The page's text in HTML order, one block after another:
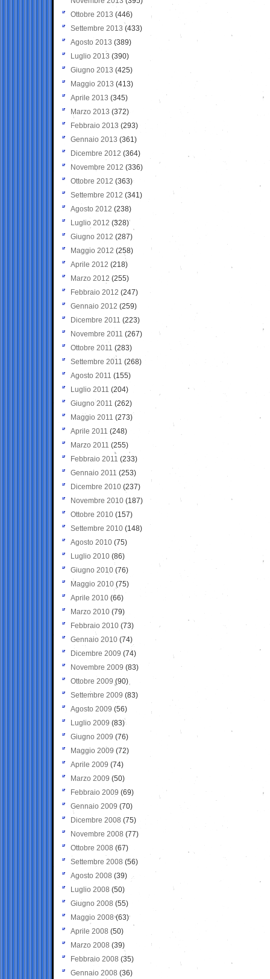
Ottobre 2013 (446)
Settembre 2013 (433)
Agosto 2013 (389)
Luglio 2013 (390)
Giugno 2013 (425)
Maggio 2013 (413)
Aprile 2013 (345)
Marzo 2013 (372)
Febbraio 2013 (293)
Gennaio 2013 (361)
Dicembre 2012 (364)
Novembre 2012 (336)
Ottobre 2012 (363)
Settembre 2012 (341)
Agosto 2012 (238)
Luglio 2012 (328)
Giugno 2012 (287)
Maggio 2012 (258)
Aprile 2012 (218)
Marzo 2012 (255)
Febbraio 2012 (247)
Gennaio 2012 (259)
Dicembre 2011 (223)
Novembre 2011 (267)
Ottobre 2011 (283)
Settembre 2011 (268)
Agosto 2011 (155)
Luglio 2011 (204)
Giugno 2011 (262)
Maggio 2011 (273)
Aprile 2011 (248)
Marzo 2011 (255)
Febbraio 2011 (233)
Gennaio 2011 (253)
Dicembre 2010 (237)
Novembre 2010 (187)
Ottobre 2010 (157)
Settembre 2010 (148)
Agosto 2010 (75)
Luglio 2010 (86)
Giugno 2010 (76)
Maggio 2010 (75)
Aprile 2010 (66)
Marzo 2010 (79)
Febbraio 2010 (73)
Gennaio 2010 (74)
Dicembre 2009 (74)
Novembre 2009 (83)
Ottobre 2009 (90)
Settembre 2009 (83)
Agosto 2009 (56)
Luglio 2009 (83)
Giugno 2009 (76)
Maggio 2009 (72)
Aprile 2009 (74)
Marzo 2009 (50)
Febbraio 2009 (69)
Gennaio 2009 (70)
Dicembre 2008 (75)
Novembre 2008 (77)
Ottobre 2008 (67)
Settembre 2008 (56)
Agosto 2008 (39)
Luglio 2008 (50)
Giugno 2008 (55)
Maggio 2008(63)
Aprile 2008 (50)
Marzo 2008 (39)
Febbraio 2008 (35)
Gennaio 2008 (36)